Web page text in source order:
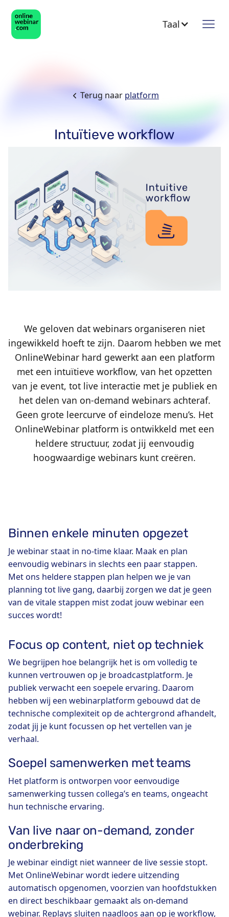
Taal
Terug naar platform
Intuïtieve workflow
We geloven dat webinars organiseren niet
ingewikkeld hoeft te zijn. Daarom hebben we met
OnlineWebinar hard gewerkt aan een platform
met een intuïtieve workflow, van het opzetten
van je event, tot live interactie met je publiek en
het delen van on-demand webinars achteraf.
Geen grote leercurve of eindeloze menu’s. Het
OnlineWebinar platform is ontwikkeld met een
heldere structuur, zodat jij eenvoudig
hoogwaardige webinars kunt creëren.
Binnen enkele minuten opgezet
Je webinar staat in no-time klaar. Maak en plan
eenvoudig webinars in slechts een paar stappen.
Met ons heldere stappen plan helpen we je van
planning tot live gang, daarbij zorgen we dat je geen
van de vitale stappen mist zodat jouw webinar een
succes wordt!
Focus op content, niet op techniek
We begrijpen hoe belangrijk het is om volledig te
kunnen vertrouwen op je broadcastplatform. Je
publiek verwacht een soepele ervaring. Daarom
hebben wij een webinarplatform gebouwd dat de
technische complexiteit op de achtergrond afhandelt,
zodat jij je kunt focussen op het vertellen van je
verhaal.
Soepel samenwerken met teams
Het platform is ontworpen voor eenvoudige
samenwerking tussen collega’s en teams, ongeacht
hun technische ervaring.
Van live naar on-demand, zonder
onderbreking
Je webinar eindigt niet wanneer de live sessie stopt.
Met OnlineWebinar wordt iedere uitzending
automatisch opgenomen, voorzien van hoofdstukken
en direct beschikbaar gemaakt als on-demand
webinar. Replays sluiten naadloos aan op je workflow,